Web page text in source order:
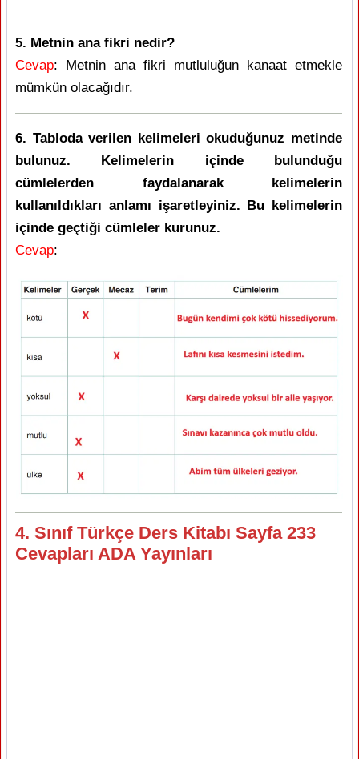
5. Metnin ana fikri nedir?
Cevap: Metnin ana fikri mutluluğun kanaat etmekle
mümkün olacağıdır.
6. Tabloda verilen kelimeleri okuduğunuz metinde
bulunuz. Kelimelerin içinde bulunduğu
cümlelerden faydalanarak kelimelerin
kullanıldıkları anlamı işaretleyiniz. Bu kelimelerin
içinde geçtiği cümleler kurunuz.
Cevap:
4. Sınıf Türkçe Ders Kitabı Sayfa 233
Cevapları ADA Yayınları